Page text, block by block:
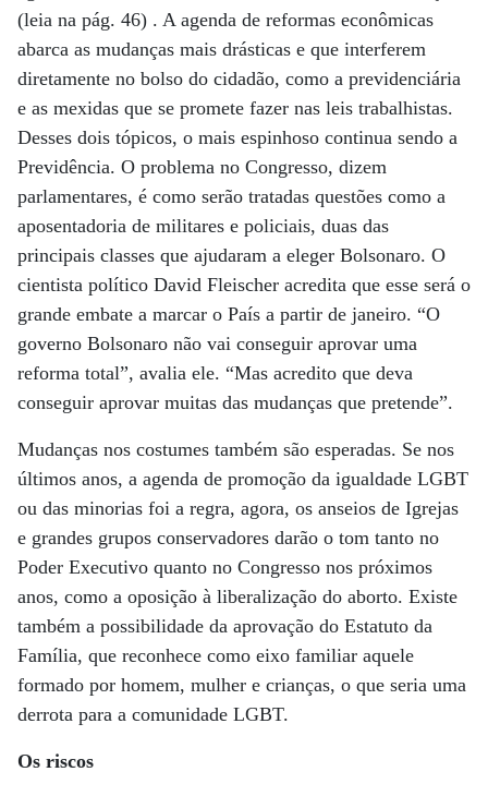
(leia na pág. 46) . A agenda de reformas econômicas
abarca as mudanças mais drásticas e que interferem
diretamente no bolso do cidadão, como a previdenciária
e as mexidas que se promete fazer nas leis trabalhistas.
Desses dois tópicos, o mais espinhoso continua sendo a
Previdência. O problema no Congresso, dizem
parlamentares, é como serão tratadas questões como a
aposentadoria de militares e policiais, duas das
principais classes que ajudaram a eleger Bolsonaro. O
cientista político David Fleischer acredita que esse será o
grande embate a marcar o País a partir de janeiro. “O
governo Bolsonaro não vai conseguir aprovar uma
reforma total”, avalia ele. “Mas acredito que deva
conseguir aprovar muitas das mudanças que pretende”.
Mudanças nos costumes também são esperadas. Se nos
últimos anos, a agenda de promoção da igualdade LGBT
ou das minorias foi a regra, agora, os anseios de Igrejas
e grandes grupos conservadores darão o tom tanto no
Poder Executivo quanto no Congresso nos próximos
anos, como a oposição à liberalização do aborto. Existe
também a possibilidade da aprovação do Estatuto da
Família, que reconhece como eixo familiar aquele
formado por homem, mulher e crianças, o que seria uma
derrota para a comunidade LGBT.
Os riscos